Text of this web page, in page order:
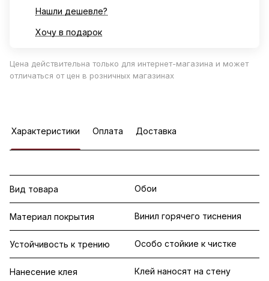
Нашли дешевле?
Хочу в подарок
Цена действительна только для интернет-магазина и может
отличаться от цен в розничных магазинах
Характеристики Оплата Доставка
Вид товара Обои
Материал покрытия Винил горячего тиснения
Устойчивость к трению Особо стойкие к чистке
Нанесение клея Клей наносят на стену